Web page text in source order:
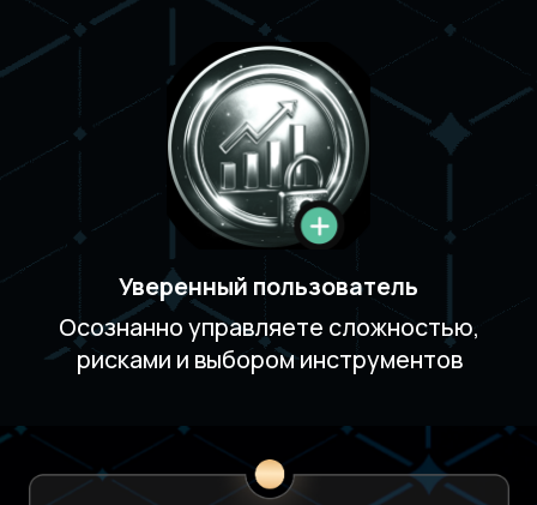
КАЖДУЮ
НЕДЕЛЮ В
КЛУБЕ ВАС
ЖДУТ:
АНАЛИЗ РЫНКА
И ИНВЕСТ ИДЕИ
Инвестиционные идеи по фондовому
Регулярный анализ ситуации